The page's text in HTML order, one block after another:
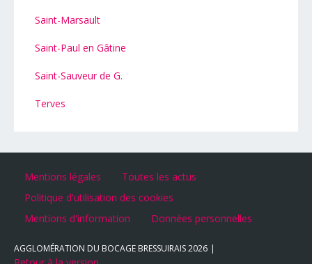
Saint-Marsault
Saint-Paul en Gâtine
Saint-Sauveur de G.
Terves
Mentions légales
Toutes les actus
Politique d'utilisation des cookies
Mentions d'information
Données personnelles
AGGLOMÉRATION DU BOCAGE BRESSUIRAIS2026